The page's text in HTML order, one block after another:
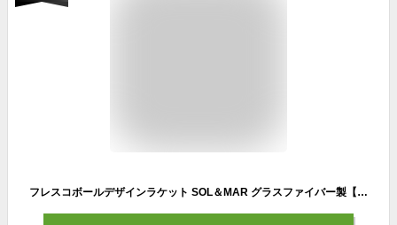
フレスコボールデザインラケット SOL＆MAR グラスファイバー製【SORTE ORIGINAL】専用ボール2個付き